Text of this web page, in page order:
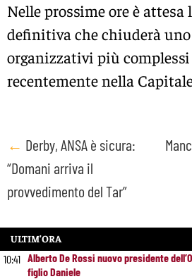
Nelle prossime ore è attesa
definitiva che chiuderà uno
organizzativi più
recentemente nella
Post
navigation
← Derby, ANSA è sicura:
“Domani arriva il
provvedimento del Tar”
ULTIM’ORA
10:41 Alberto De Rossi nuovo presidente
figlio Daniele